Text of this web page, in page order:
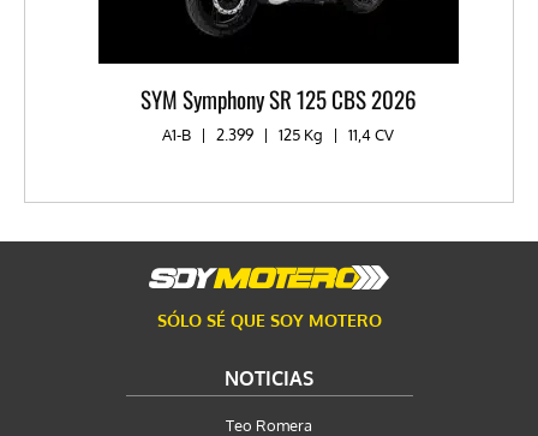
SYM Symphony SR 125 CBS 2026
A1-B | 2.399 | 125 Kg | 11,4 CV
SÓLO SÉ QUE SOY MOTERO
NOTICIAS
Teo Romera